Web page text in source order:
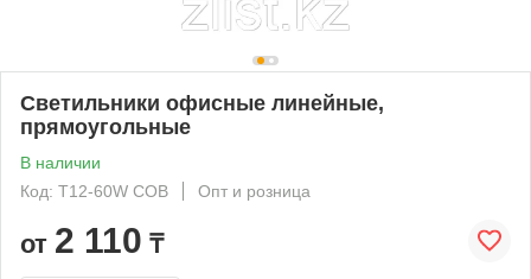
Светильники офисные линейные,
прямоугольные
В наличии
Код: T12-60W COB
Опт и розница
от 2 110 ₸